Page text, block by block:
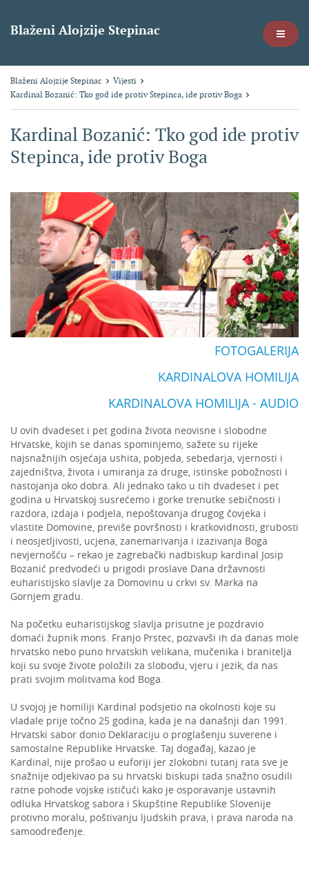
Blaženi Alojzije Stepinac
Blaženi Alojzije Stepinac
Vijesti
Kardinal Bozanić: Tko god ide protiv Stepinca, ide protiv Boga
Kardinal Bozanić: Tko god ide protiv
Stepinca, ide protiv Boga
FOTOGALERIJA
KARDINALOVA HOMILIJA
KARDINALOVA HOMILIJA - AUDIO
U ovih dvadeset i pet godina života neovisne i slobodne
Hrvatske, kojih se danas spominjemo, sažete su rijeke
najsnažnijih osjećaja ushita, pobjeda, sebedarja, vjernosti i
zajedništva, života i umiranja za druge, istinske pobožnosti i
nastojanja oko dobra. Ali jednako tako u tih dvadeset i pet
godina u Hrvatskoj susrećemo i gorke trenutke sebičnosti i
razdora, izdaja i podjela, nepoštovanja drugog čovjeka i
vlastite Domovine, previše površnosti i kratkovidnosti, grubosti
i neosjetljivosti, ucjena, zanemarivanja i izazivanja Boga
nevjernošću – rekao je zagrebački nadbiskup kardinal Josip
Bozanić predvodeći u prigodi proslave Dana državnosti
euharistijsko slavlje za Domovinu u crkvi sv. Marka na
Gornjem gradu.
Na početku euharistijskog slavlja prisutne je pozdravio
domaći župnik mons. Franjo Prstec, pozvavši ih da danas mole
hrvatsko nebo puno hrvatskih velikana, mučenika i branitelja
koji su svoje živote položili za slobodu, vjeru i jezik, da nas
prati svojim molitvama kod Boga.
U svojoj je homiliji Kardinal podsjetio na okolnosti koje su
vladale prije točno 25 godina, kada je na današnji dan 1991.
Hrvatski sabor donio Deklaraciju o proglašenju suverene i
samostalne Republike Hrvatske. Taj događaj, kazao je
Kardinal, nije prošao u euforiji jer zlokobni tutanj rata sve je
snažnije odjekivao pa su hrvatski biskupi tada snažno osudili
ratne pohode vojske ističući kako je osporavanje ustavnih
odluka Hrvatskog sabora i Skupštine Republike Slovenije
protivno moralu, poštivanju ljudskih prava, i prava naroda na
samoodređenje.